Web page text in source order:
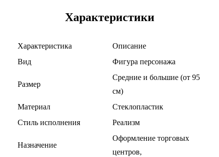
Характеристики
Характеристика
Описание
Вид
Фигура персонажа
Размер
Средние и большие (от 95
см)
Материал
Стеклопластик
Стиль исполнения
Реализм
Назначение
Оформление торговых
центров,